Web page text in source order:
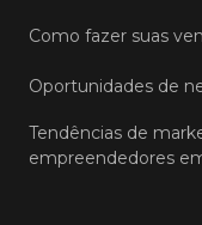
Como fazer suas
Oportunidades de
Tendências de
empreendedores